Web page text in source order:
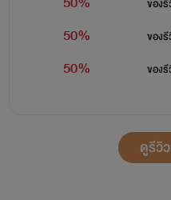
ของ
50% ของ
50% ของ
ดูรีวิ